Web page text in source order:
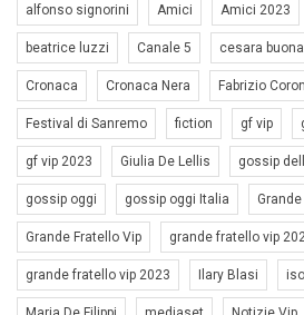
alfonso signorini Amici Amici 2023
beatrice luzzi Canale 5 cesara
Cronaca Cronaca Nera Fabrizio
Festival di Sanremo fiction gf vip
gf vip 2023 Giulia De Lellis gossip
gossip oggi gossip oggi Italia
Grande Fratello Vip grande fratello vip
grande fratello vip 2023 Ilary Blasi